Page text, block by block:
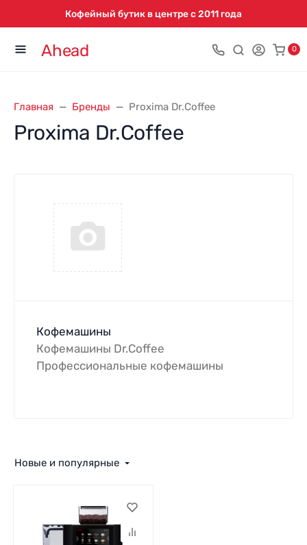
Кофейный бутик в центре с 2011 года
Ahead 0
Главная Бренды Proxima Dr.Coffee
Proxima Dr.Coffee
Кофемашины
Кофемашины Dr.Coffee
Профессиональные кофемашины
Новые и популярные